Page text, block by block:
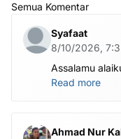
Semua Komentar
Syafaat
8/10/2026,
Assalamu
ufi
Read more
Ahmad Nur